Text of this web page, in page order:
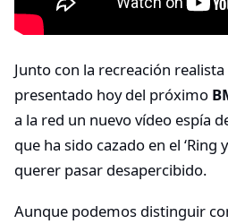
Junto con la recreación
presentado hoy del próximo
a la red un nuevo vídeo espía
que ha sido cazado en el ‘Ring
querer pasar desapercibido.
Aunque podemos distinguir